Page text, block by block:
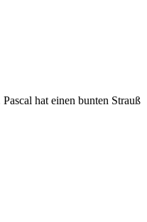
hat einen bunten Strauß